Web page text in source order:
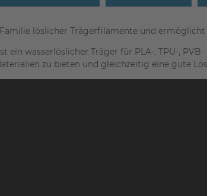
löslicher Trägerfilamente und
ein wasserlöslicher Träger für PLA-, TPU-,
zu bieten und gleichzeitig eine gute